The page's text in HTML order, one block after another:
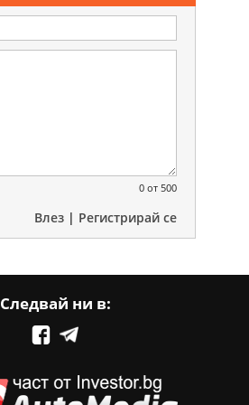
0 от 500
Влез | Регистрирай се
Следвай ни в: